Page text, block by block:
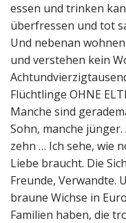
essen und trinken
überfressen und tot
Und nebenan
und verstehen kein
Flüchtlinge OHNE
Manche sind
Sohn, manche
zehn … Ich sehe, wie
Liebe braucht. Die
Freunde, Verwandte.
braune Wichse in
Familien haben, die